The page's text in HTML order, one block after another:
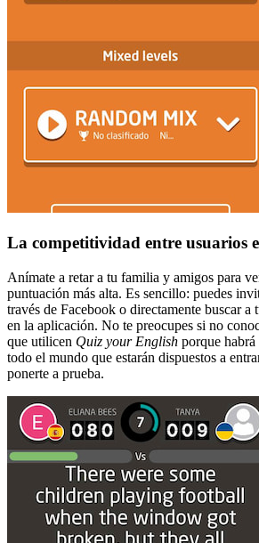
La competitividad entre usuarios
Anímate a retar a tu familia y amigos para
puntuación más alta. Es sencillo: puedes
través de Facebook o directamente buscar
en la aplicación. No te preocupes si no
que utilicen Quiz your English porque habrá
todo el mundo que estarán dispuestos a
ponerte a prueba.